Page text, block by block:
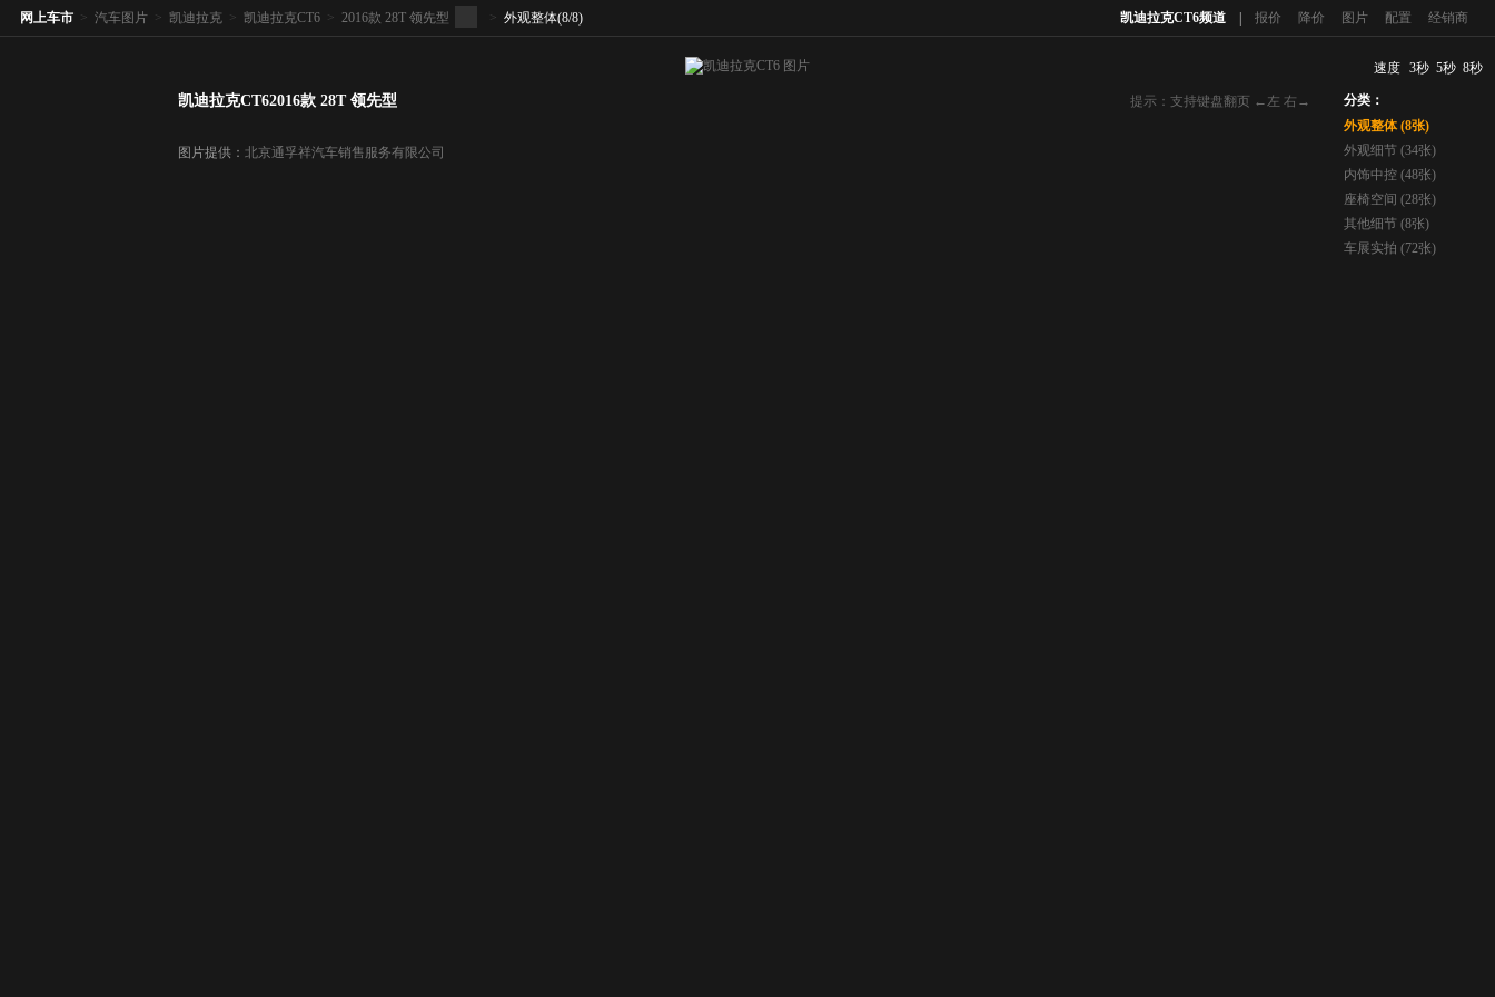
凯迪拉克CT6频道 报价 降价 图片 配置 经销商
网上车市 > 汽车图片 > 凯迪拉克 > 凯迪拉克CT6 > 2016款 28T 领先型 > 外观整体(8/8)
提示：支持键盘翻页 ←左 右→
凯迪拉克CT62016款 28T 领先型
图片提供： 北京通孚祥汽车销售服务有限公司
速度 3秒 5秒 8秒
分类：
外观整体 (8张)
外观细节 (34张)
内饰中控 (48张)
座椅空间 (28张)
其他细节 (8张)
车展实拍 (72张)